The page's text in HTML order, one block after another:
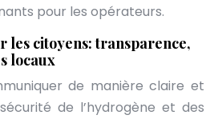
pour les opérateurs.
citoyens: transparence,
locaux
de manière claire et
de l’hydrogène et des